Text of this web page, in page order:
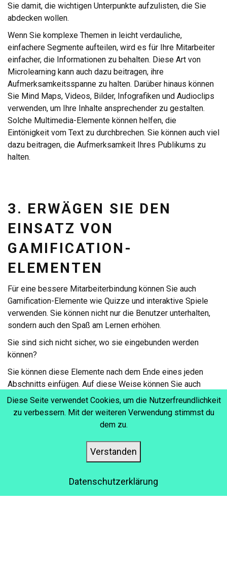
Sie damit, die wichtigen Unterpunkte aufzulisten, die Sie
abdecken wollen.
Wenn Sie komplexe Themen in leicht verdauliche,
einfachere Segmente aufteilen, wird es für Ihre Mitarbeiter
einfacher, die Informationen zu behalten. Diese Art von
Microlearning kann auch dazu beitragen, ihre
Aufmerksamkeitsspanne zu halten. Darüber hinaus können
Sie Mind Maps, Videos, Bilder, Infografiken und Audioclips
verwenden, um Ihre Inhalte ansprechender zu gestalten.
Solche Multimedia-Elemente können helfen, die
Eintönigkeit vom Text zu durchbrechen. Sie können auch viel
dazu beitragen, die Aufmerksamkeit Ihres Publikums zu
halten.
3. ERWÄGEN SIE DEN
EINSATZ VON
GAMIFICATION-
ELEMENTEN
Für eine bessere Mitarbeiterbindung können Sie auch
Gamification-Elemente wie Quizze und interaktive Spiele
verwenden. Sie können nicht nur die Benutzer unterhalten,
sondern auch den Spaß am Lernen erhöhen.
Sie sind sich nicht sicher, wo sie eingebunden werden
können?
Sie können diese Elemente nach dem Ende eines jeden
Abschnitts einfügen. Auf diese Weise können Sie auch
testen, ob Ihre Mitarbeiter die Informationen aus der
Trainingseinheit verinnerlicht haben.
Mitarbeiter können durch gamifiziertes Lernen auch ihre
eine großartige Möglichkeit, ihnen sofortiges Feedback zu
geben und ihnen ein Gefühl der Erfüllung zu vermitteln.
dazu führen, dass Schulungen weniger abschreckend
wirken und mehr Spaß machen.
Diese Seite verwendet Cookies, um die Nutzerfreundlichkeit
zu verbessern. Mit der weiteren Verwendung stimmst du
dem zu.
Verstanden
Datenschutzerklärung